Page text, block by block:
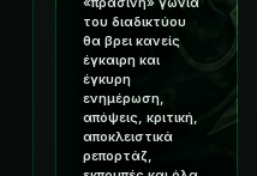
του διαδικτύου
θα βρει κανείς
έγκαιρη και
έγκυρη
ενημέρωση,
απόψεις, κριτική,
αποκλειστικά
ρεπορτάζ,